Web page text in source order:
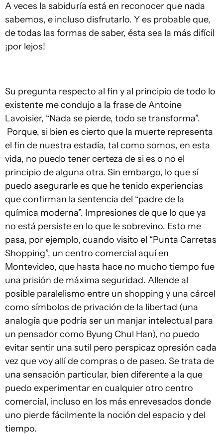
A veces la sabiduría está en reconocer que nada
sabemos, e incluso disfrutarlo. Y es probable que,
de todas las formas de saber, ésta sea la más difícil
¡por lejos!
Su pregunta respecto al fin y al principio de todo lo
existente me condujo a la frase de Antoine
Lavoisier, “Nada se pierde, todo se transforma”.
Porque, si bien es cierto que la muerte representa
el fin de nuestra estadía, tal como somos, en esta
vida, no puedo tener certeza de si es o no el
principio de alguna otra. Sin embargo, lo que sí
puedo asegurarle es que he tenido experiencias
que confirman la sentencia del “padre de la
química moderna”. Impresiones de que lo que ya
no está persiste en lo que le sobrevino. Esto me
pasa, por ejemplo, cuando visito el “Punta Carretas
Shopping”, un centro comercial aquí en
Montevideo, que hasta hace no mucho tiempo fue
una prisión de máxima seguridad. Allende al
posible paralelismo entre un shopping y una cárcel
como símbolos de privación de la libertad (una
analogía que podría ser un manjar intelectual para
un pensador como Byung Chul Han), no puedo
evitar sentir una sutil pero perspicaz opresión cada
vez que voy allí de compras o de paseo. Se trata de
una sensación particular, bien diferente a la que
puedo experimentar en cualquier otro centro
comercial, incluso en los más enrevesados donde
uno pierde fácilmente la noción del espacio y del
tiempo.